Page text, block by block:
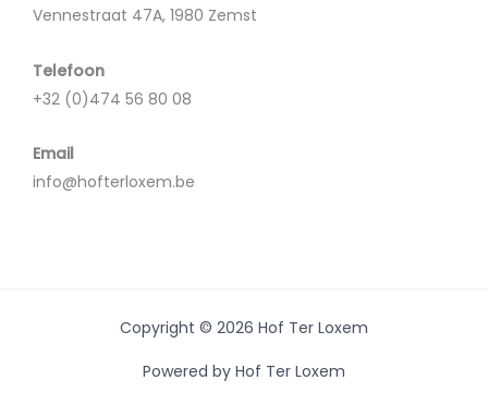
Vennestraat 47A, 1980 Zemst
Telefoon
+32 (0)474 56 80 08
Email
info@hofterloxem.be
Copyright © 2026 Hof Ter Loxem
Powered by Hof Ter Loxem